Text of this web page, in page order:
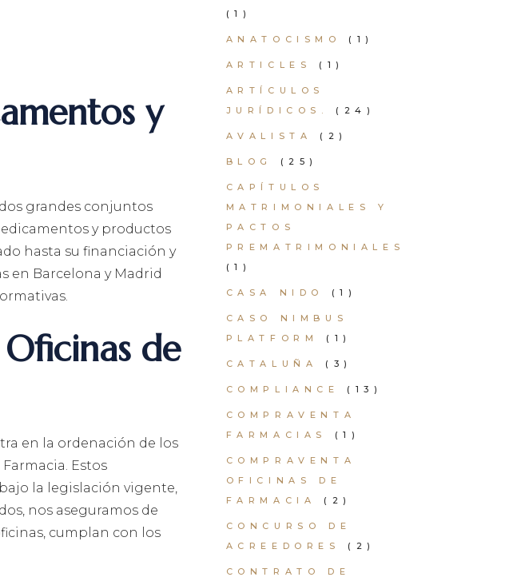
y
grandes conjuntos
y productos
hasta su financiación y
en Barcelona y Madrid
de
en la ordenación de los
Estos
la legislación vigente,
nos aseguramos de
cumplan con los
(1)
ANATOCISMO (1)
ARTICLES (1)
ARTÍCULOS
JURÍDICOS.
(24)
AVALISTA (2)
BLOG (25)
CAPÍTULOS
MATRIMONIALES Y
PACTOS
PREMATRIMONIALES
(1)
CASA NIDO (1)
CASO NIMBUS
PLATFORM
(1)
CATALUÑA (3)
COMPLIANCE (13)
COMPRAVENTA
FARMACIAS
(1)
COMPRAVENTA
OFICINAS DE
FARMACIA
(2)
CONCURSO DE
ACREEDORES
(2)
CONTRATO DE